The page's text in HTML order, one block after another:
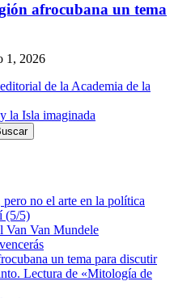
afrocubana un tema
1, 2026
de la Academia de la
la Isla imaginada
no el arte en la política
(5/5)
Van Van Mundele
un tema para discutir
Lectura de «Mitología de